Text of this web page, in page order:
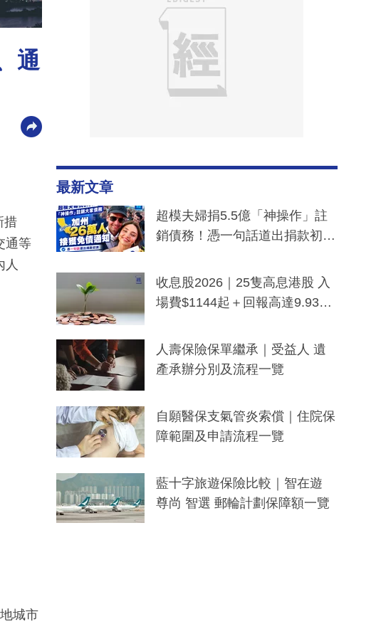
通
措
通等
人
城市
最新文章
超模夫婦捐5.5億「神操作」註
銷債務！憑一句話道出捐款初
一度被誤當詐騙手段
收息股2026｜25隻高息港股 入
場費$1144起＋回報高達9.93
人壽保險保單繼承｜受益人 遺
產承辦分別及流程一覽
自願醫保支氣管炎索償｜住院保
障範圍及申請流程一覽
藍十字旅遊保險比較｜智在遊
尊尚 智選 郵輪計劃保障額一覽